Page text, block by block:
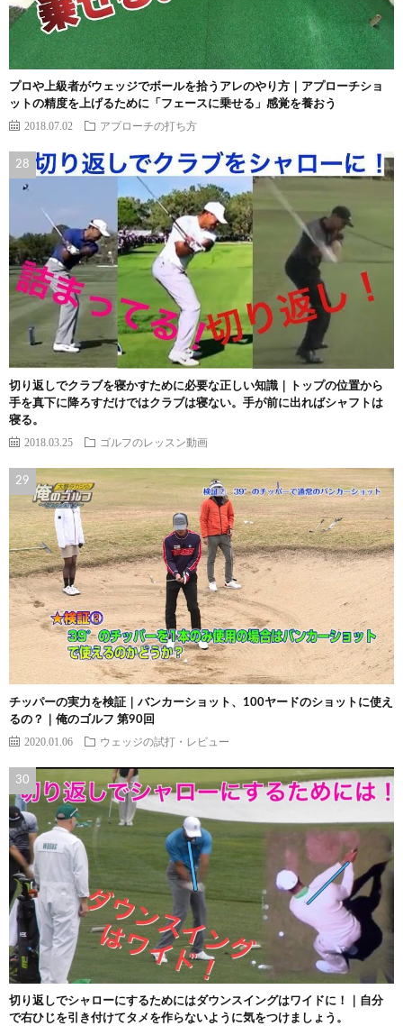
プロや上級者がウェッジでボールを拾うアレのやり方｜アプローチショ
ットの精度を上げるために「フェースに乗せる」感覚を養おう
2018.07.02 アプローチの打ち方
切り返しでクラブを寝かすために必要な正しい知識｜トップの位置から
手を真下に降ろすだけではクラブは寝ない。手が前に出ればシャフトは
寝る。
2018.03.25 ゴルフのレッスン動画
チッパーの実力を検証｜バンカーショット、100ヤードのショットに使え
るの？｜俺のゴルフ 第90回
2020.01.06 ウェッジの試打・レビュー
切り返しでシャローにするためにはダウンスイングはワイドに！｜自分
で右ひじを引き付けてタメを作らないように気をつけましょう。